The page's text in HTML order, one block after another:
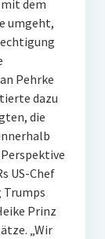
mit dem
umgeht,
Pehrke
dazu
die
US-Chef
Trumps
Prinz
„Wir